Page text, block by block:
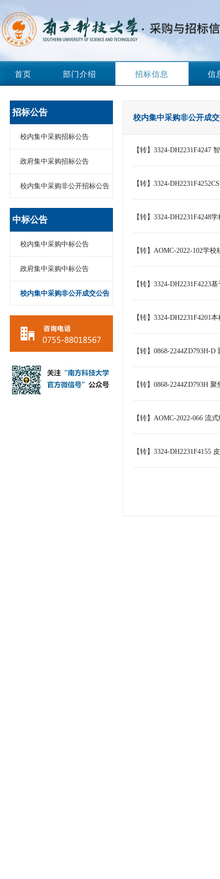
首页 部门介绍 招标信息 信
招标公告
校内集中采购招标公告
政府集中采购招标公告
校内集中采购非公开招标公告
中标公告
校内集中采购中标公告
政府集中采购中标公告
校内集中采购非公开成交公告
校内集中采购非公开成
【转】3324-
【转】3324-
【转】3324-
【转】AOMC-2022-102学
【转】3324-
【转】3324-DH2231F4201
【转】0868-2244ZD793H-
【转】0868-2244ZD793H
【转】AOMC-2022-066 流
【转】3324-DH2231F4155